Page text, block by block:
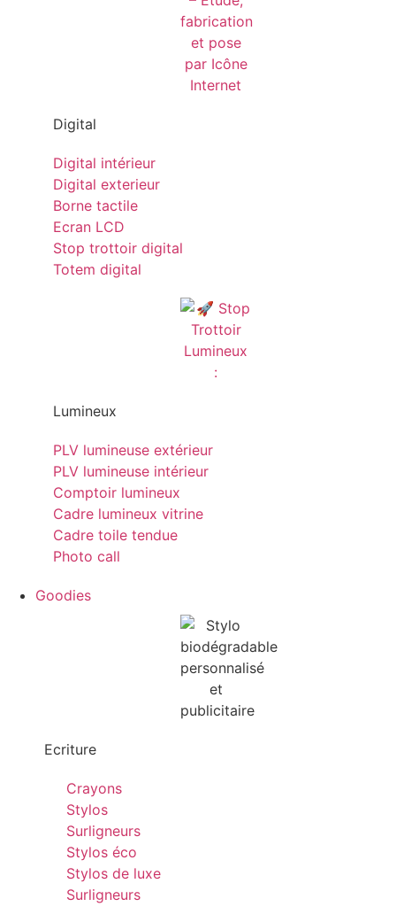
Digital
Digital intérieur
Digital exterieur
Borne tactile
Ecran LCD
Stop trottoir digital
Totem digital
Lumineux
PLV lumineuse extérieur
PLV lumineuse intérieur
Comptoir lumineux
Cadre lumineux vitrine
Cadre toile tendue
Photo call
Goodies
Ecriture
Crayons
Stylos
Surligneurs
Stylos éco
Stylos de luxe
Surligneurs